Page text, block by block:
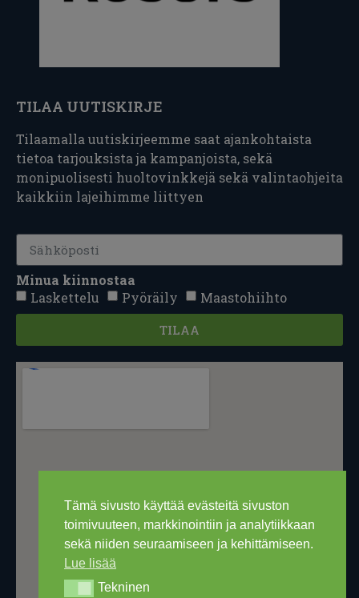
Tämä sivusto käyttää evästeitä sivuston
toimivuuteen, markkinointiin ja analytiikkaan
sekä niiden seuraamiseen ja kehittämiseen.
Lue lisää
TekninenTekninen
TILAA UUTISKIRJE
Tilaamalla uutiskirjeemme saat ajankohtaista
tietoa tarjouksista ja kampanjoista, sekä
monipuolisesti huoltovinkkejä sekä valintaohjeita
kaikkiin lajeihimme liittyen
Minua kiinnostaa
Laskettelu
Pyöräily Maastohiihto
TILAA